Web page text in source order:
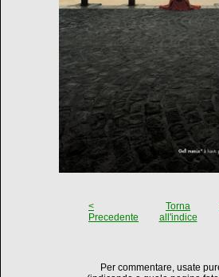
<
Precedente
Torna
all'indice
Per commentare, usate